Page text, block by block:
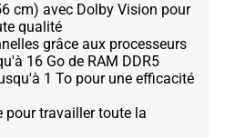
cm) avec Dolby Vision pour
qualité
grâce aux processeurs
16 Go de RAM DDR5
1 To pour une efficacité
pour travailler toute la